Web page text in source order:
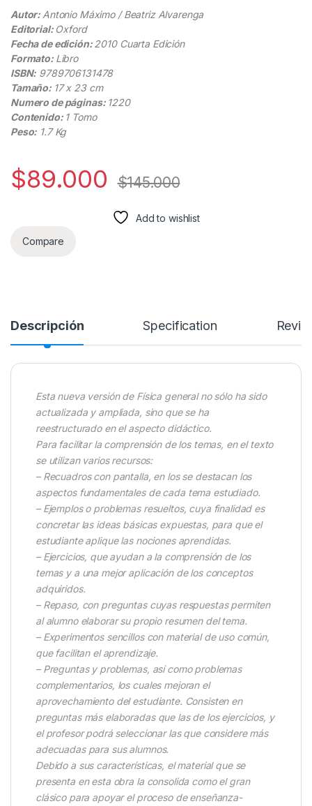
Autor: Antonio Máximo / Beatriz Alvarenga
Editorial: Oxford
Fecha de edición: 2010 Cuarta Edición
Formato: Libro
ISBN: 9789706131478
Tamaño: 17 x 23 cm
Numero de páginas: 1220
Contenido: 1 Tomo
Peso: 1.7 Kg
$89.000 $145.000
Add to wishlist
Compare
Descripción Specification
Esta nueva versión de Física general no sólo ha sido
actualizada y ampliada, sino que se ha
reestructurado en el aspecto didáctico.
Para facilitar la comprensión de los temas, en el texto
se utilizan varios recursos:
– Recuadros con pantalla, en los se destacan los
aspectos fundamentales de cada tema estudiado.
– Ejemplos o problemas resueltos, cuya finalidad es
concretar las ideas básicas expuestas, para que el
estudiante aplique las nociones aprendidas.
– Ejercicios, que ayudan a la comprensión de los
temas y a una mejor aplicación de los conceptos
adquiridos.
– Repaso, con preguntas cuyas respuestas permiten
al alumno elaborar su propio resumen del tema.
– Experimentos sencillos con material de uso común,
que facilitan el aprendizaje.
– Preguntas y problemas, así como problemas
complementarios, los cuales mejoran el
aprovechamiento del estudiante. Consisten en
preguntas más elaboradas que las de los ejercicios, y
el profesor podrá seleccionar las que considere más
adecuadas para sus alumnos.
Debido a sus características, el material que se
presenta en esta obra la consolida como el gran
clásico para apoyar el proceso de enseñanza-